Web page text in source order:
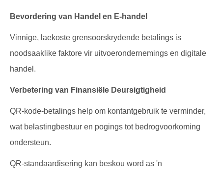
Bevordering van Handel en E-handel
Vinnige, laekoste grensoorskrydende betalings is
noodsaaklike faktore vir uitvoerondernemings en digitale
handel.
Verbetering van Finansiële Deursigtigheid
QR-kode-betalings help om kontantgebruik te verminder,
wat belastingbestuur en pogings tot bedrogvoorkoming
ondersteun.
QR-standaardisering kan beskou word as 'n